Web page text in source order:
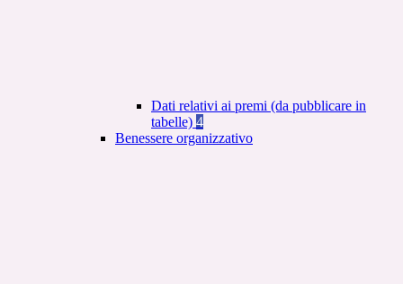
Dati relativi ai premi (da pubblicare in
tabelle) 4
Benessere organizzativo